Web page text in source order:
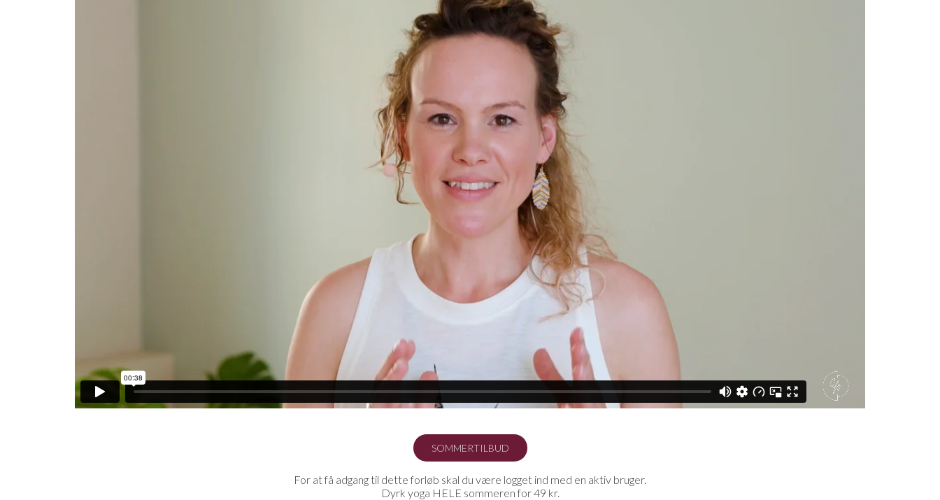
Første video kan alle være med. Hvad enten du er relativt ny til yoga eller har adskillige yogatimer bag dig. De andre to videoer henvender sig primært til niveau 2-3 -
men er du endnu ikke på det niveau, så bare tag det i det tempo, der føles rigtigt for dig og modificer eller tag en pause, hvis det bliver lidt for udfordrende.
Dette forløb består af 3 yogasekvenser. Du kan vælge at lave dem én efter én eller udvælge lige de sekvenser, der taler til dig og dit behov.
SOMMERTILBUD
For at få adgang til dette forløb skal du være logget ind med en aktiv bruger.
Dyrk yoga HELE sommeren for 49 kr.